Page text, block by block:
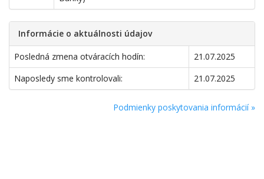
Informácie o aktuálnosti údajov
Posledná zmena otváracích hodín:
21.07.2025
Naposledy sme kontrolovali:
21.07.2025
Podmienky poskytovania informácií »